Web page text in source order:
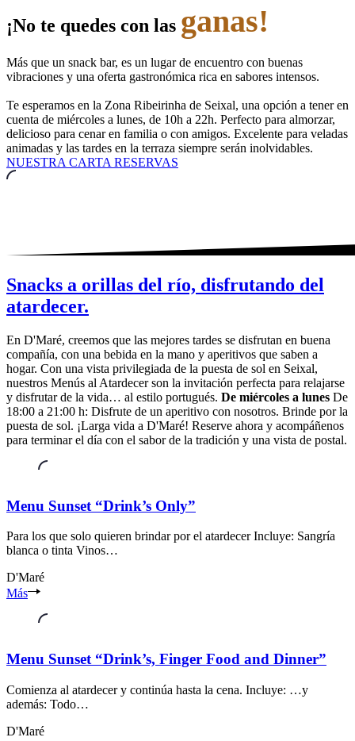
¡No te quedes con las ganas!
Más que un snack bar, es un lugar de encuentro con buenas
vibraciones y una oferta gastronómica rica en sabores intensos.
Te esperamos en la Zona Ribeirinha de Seixal, una opción a tener en
cuenta de miércoles a lunes, de 10h a 22h. Perfecto para almorzar,
delicioso para cenar en familia o con amigos. Excelente para veladas
animadas y las tardes en la terraza siempre serán inolvidables.
NUESTRA CARTA RESERVAS
Snacks a orillas del río, disfrutando del
atardecer.
En D'Maré, creemos que las mejores tardes se disfrutan en buena
compañía, con una bebida en la mano y aperitivos que saben a
hogar. Con una vista privilegiada de la puesta de sol en Seixal,
nuestros Menús al Atardecer son la invitación perfecta para relajarse
y disfrutar de la vida… al estilo portugués. De miércoles a lunes De
18:00 a 21:00 h: Disfrute de un aperitivo con nosotros. Brinde por la
puesta de sol. ¡Larga vida a D'Maré! Reserve ahora y acompáñenos
para terminar el día con el sabor de la tradición y una vista de postal.
Menu Sunset “Drink’s Only”
Para los que solo quieren brindar por el atardecer Incluye: Sangría
blanca o tinta Vinos…
D'Maré
Zona
Setúbal
Más
Menu Sunset “Drink’s, Finger Food and Dinner”
Comienza al atardecer y continúa hasta la cena. Incluye: …y
además: Todo…
D'Maré